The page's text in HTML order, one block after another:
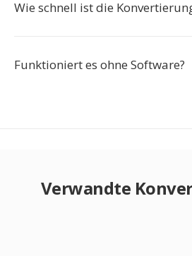
Wie schnell ist die
Funktioniert es ohne Software?
Verwandte